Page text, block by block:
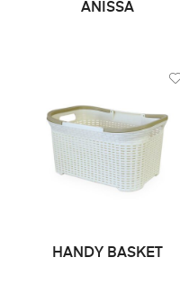
ANISSA
HANDY BASKET